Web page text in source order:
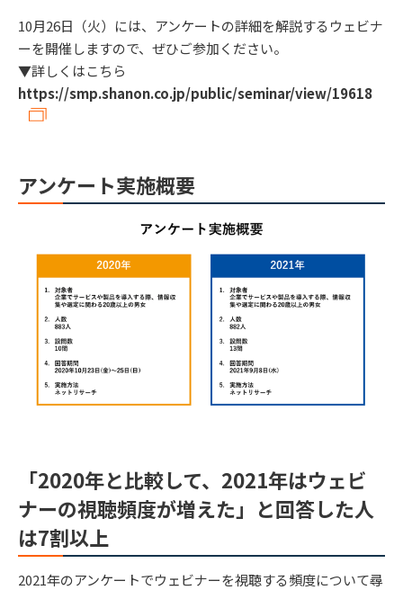
10月26日（火）には、アンケートの詳細を解説するウェビナ
ーを開催しますので、ぜひご参加ください。
▼詳しくはこちら
https://smp.shanon.co.jp/public/seminar/view/19618
アンケート実施概要
「2020年と比較して、2021年はウェビ
ナーの視聴頻度が増えた」と回答した人
は7割以上
2021年のアンケートでウェビナーを視聴する頻度について尋